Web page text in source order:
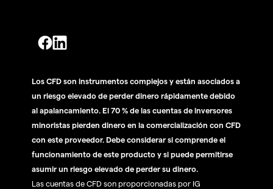
Los CFD son instrumentos complejos y están asociados a
un riesgo elevado de perder dinero rápidamente debido
al apalancamiento. El 70 % de las cuentas de inversores
minoristas pierden dinero en la comercialización con CFD
con este proveedor. Debe considerar si comprende el
funcionamiento de este producto y si puede permitirse
asumir un riesgo elevado de perder su dinero.
Las cuentas de CFD son proporcionadas por IG